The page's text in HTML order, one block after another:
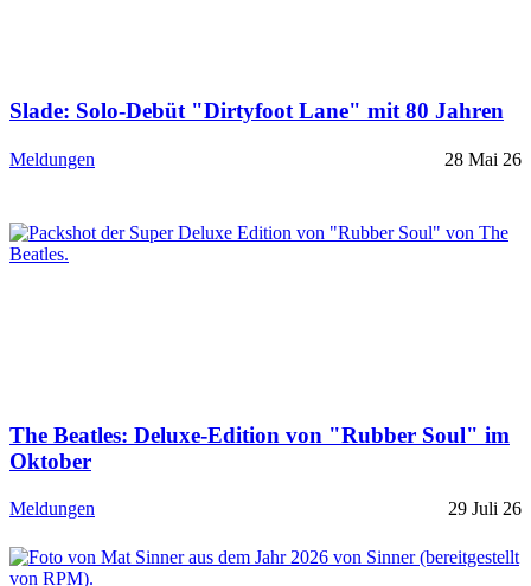
Slade: Solo-Debüt "Dirtyfoot Lane" mit 80 Jahren
Meldungen 28 Mai 26
The Beatles: Deluxe-Edition von "Rubber Soul" im
Oktober
Meldungen 29 Juli 26